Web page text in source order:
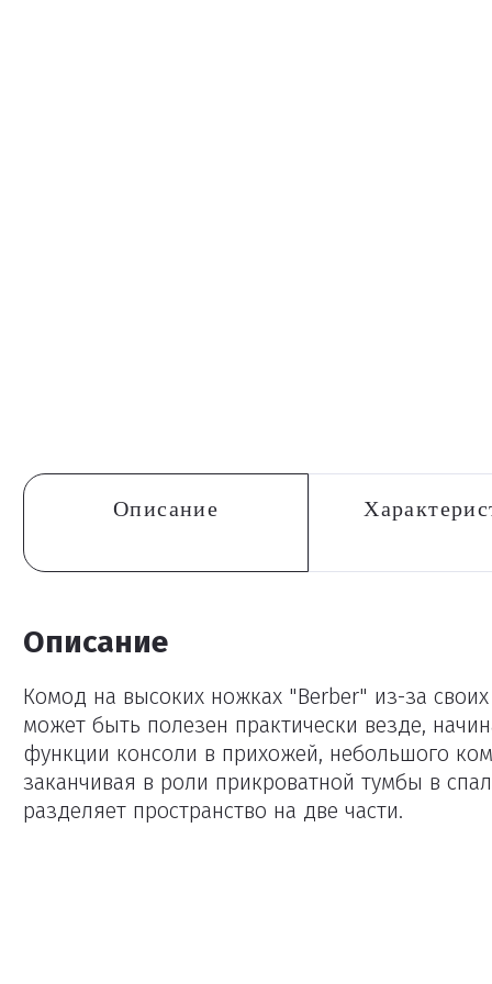
Описание
Описание
Комод на высоких ножках "Berber" из-за
может быть полезен практически везде,
функции консоли в прихожей, небольшого
заканчивая в роли прикроватной тумбы в
разделяет пространство на две части.